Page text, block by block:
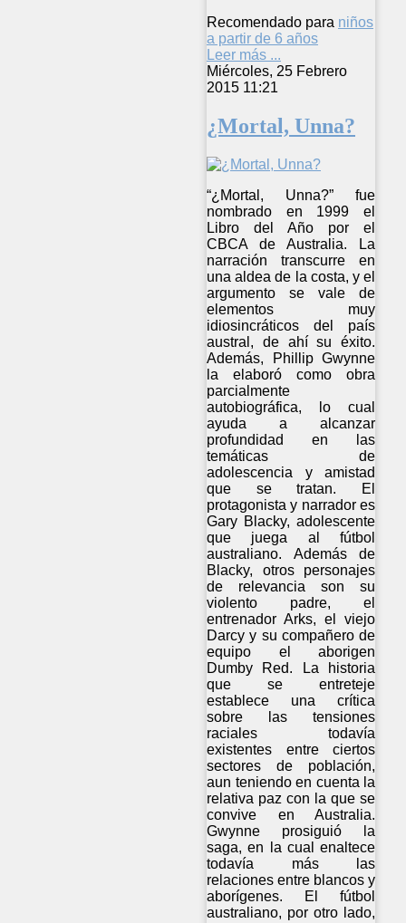
Recomendado para niños
a partir de 6 años
Leer más ...
Miércoles, 25 Febrero
2015 11:21
¿Mortal, Unna?
“¿Mortal, Unna?” fue
nombrado en 1999 el
Libro del Año por el
CBCA de Australia. La
narración transcurre en
una aldea de la costa, y el
argumento se vale de
elementos muy
idiosincráticos del país
austral, de ahí su éxito.
Además, Phillip Gwynne
la elaboró como obra
parcialmente
autobiográfica, lo cual
ayuda a alcanzar
profundidad en las
temáticas de
adolescencia y amistad
que se tratan. El
protagonista y narrador es
Gary Blacky, adolescente
que juega al fútbol
australiano. Además de
Blacky, otros personajes
de relevancia son su
violento padre, el
entrenador Arks, el viejo
Darcy y su compañero de
equipo el aborigen
Dumby Red. La historia
que se entreteje
establece una crítica
sobre las tensiones
raciales todavía
existentes entre ciertos
sectores de población,
aun teniendo en cuenta la
relativa paz con la que se
convive en Australia.
Gwynne prosiguió la
saga, en la cual enaltece
todavía más las
relaciones entre blancos y
aborígenes. El fútbol
australiano, por otro lado,